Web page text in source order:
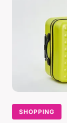
SHOPPING